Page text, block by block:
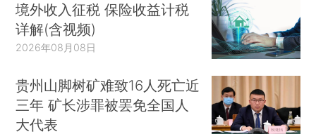
境外收入征税 保险收益计税
详解(含视频)
2026年08月08日
贵州山脚树矿难致16人死亡近
三年 矿长涉罪被罢免全国人
大代表